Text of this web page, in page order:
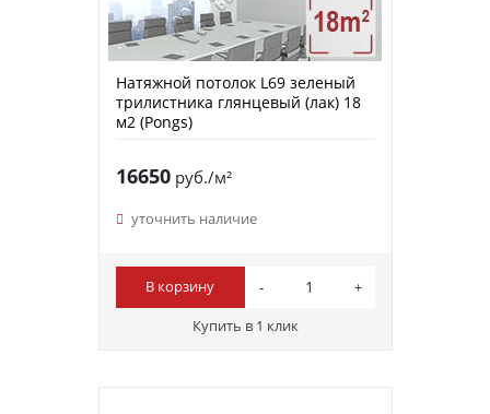
Натяжной потолок L69 зеленый
трилистника глянцевый (лак) 18
м2 (Pongs)
16650руб./м²
уточнить наличие
В корзину
Купить в 1 клик